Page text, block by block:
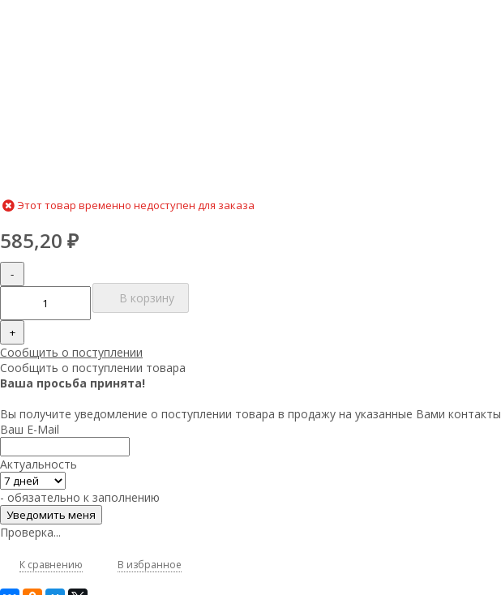
Этот товар временно недоступен для заказа
585,20 ₽
-
+
В корзину
Сообщить о поступлении
Сообщить о поступлении товара
Ваша просьба принята!
Вы получите уведомление о поступлении товара в продажу на указанные Вами контакты
Ваш E-Mail
Актуальность
- обязательно к заполнению
Проверка...
К сравнению В избранное